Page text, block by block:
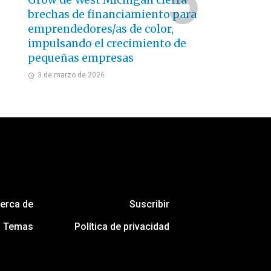
brechas de financiamiento para
emprendedores/as de color,
impulsando el crecimiento de
pequeñas empresas
3 de marzo de 2026
de
Temas
Suscribir
Política de privacidad